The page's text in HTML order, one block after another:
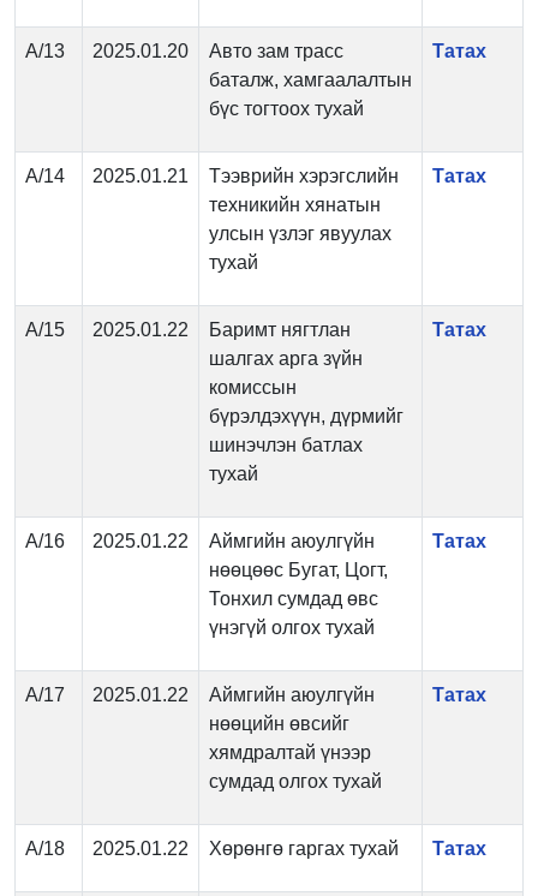
А/13 2025.01.20
Авто зам трасс
баталж, хамгаалалтын
бүс тогтоох тухай
Татах
А/14 2025.01.21
Тээврийн хэрэгслийн
техникийн хянатын
улсын үзлэг явуулах
тухай
Татах
А/15 2025.01.22
Баримт нягтлан
шалгах арга зүйн
комиссын
бүрэлдэхүүн, дүрмийг
шинэчлэн батлах
тухай
Татах
А/16 2025.01.22
Аймгийн аюулгүйн
нөөцөөс Бугат, Цогт,
Тонхил сумдад өвс
үнэгүй олгох тухай
Татах
А/17 2025.01.22
Аймгийн аюулгүйн
нөөцийн өвсийг
хямдралтай үнээр
сумдад олгох тухай
Татах
А/18 2025.01.22 Хөрөнгө гаргах тухай Татах